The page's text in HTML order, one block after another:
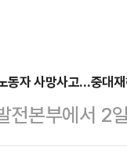
동자 사망사고…중대
전본부에서 2
어났다. 비정